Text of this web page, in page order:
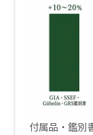
付属品・鑑別